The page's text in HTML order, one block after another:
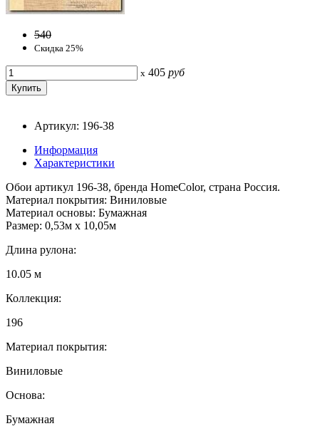
540
Скидка 25%
x 405 руб
Артикул: 196-38
Информация
Характеристики
Обои артикул 196-38, бренда HomeColor, страна Россия.
Материал покрытия: Виниловые
Материал основы: Бумажная
Размер: 0,53м x 10,05м
Длина рулона:
10.05 м
Коллекция:
196
Материал покрытия:
Виниловые
Основа:
Бумажная